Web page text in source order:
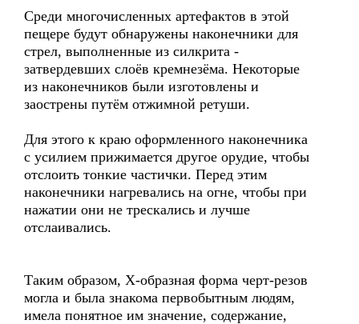
Среди многочисленных артефактов в этой
пещере будут обнаружены наконечники для
стрел, выполненные из силкрита -
затвердевших слоёв кремнезёма. Некоторые
из наконечников были изготовлены и
заострены путём отжимной ретуши.
Для этого к краю оформленного наконечника
с усилием прижимается другое орудие, чтобы
отслоить тонкие частички. Перед этим
наконечники нагревались на огне, чтобы при
нажатии они не трескались и лучше
отслаивались.
Таким образом, Х-образная форма черт-резов
могла и была знакома первобытным людям,
имела понятное им значение, содержание,